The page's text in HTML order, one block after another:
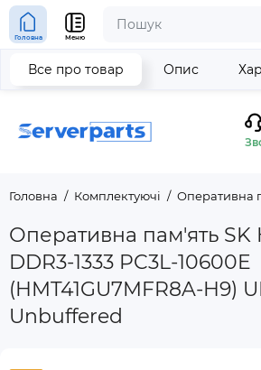
Головна Меню
Головна Комплектуючі Оперативна
Оперативна пам'ять SK
DDR3-1333 PC3L-10600E
(HMT41GU7MFR8A-H9)
Unbuffered
Все про товар Опис